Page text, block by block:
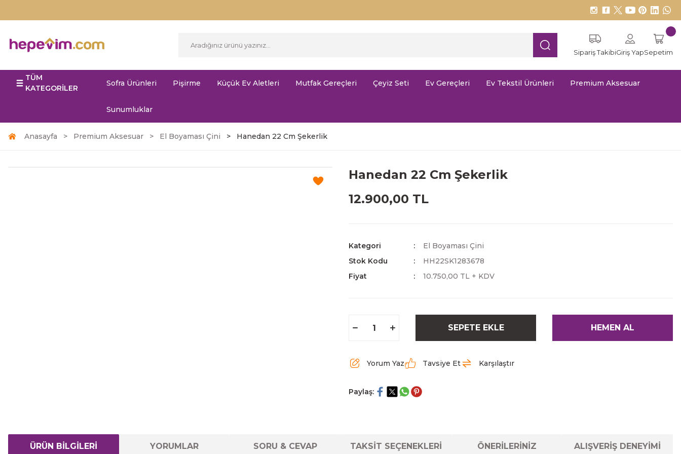
Sipariş TakibiGiriş YapSepetim
TÜM
KATEGORİLER
Sofra Ürünleri Pişirme Küçük Ev Aletleri Mutfak Gereçleri Çeyiz Seti Ev Gereçleri Ev Tekstil Ürünleri Premium Aksesuar
Sunumluklar
Anasayfa Premium Aksesuar El Boyaması Çini Hanedan 22 Cm Şekerlik
Hanedan 22 Cm Şekerlik
12.900,00 TL
Kategori
El Boyaması Çini
Stok Kodu
HH22SK1283678
Fiyat
10.750,00 TL + KDV
SEPETE EKLE HEMEN AL
Yorum Yaz Tavsiye Et Karşılaştır
Paylaş:
ÜRÜN BİLGİLERİ YORUMLAR SORU & CEVAP TAKSİT SEÇENEKLERİ ÖNERİLERİNİZ ALIŞVERİŞ DENEYİMİ